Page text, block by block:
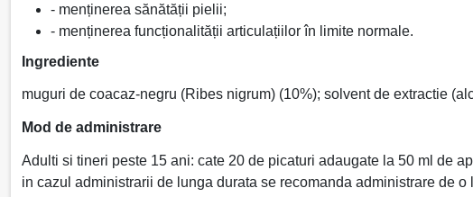
- menținerea sănătății pielii;
- menținerea funcționalității articulațiilor în limite normale.
Ingrediente
muguri de coacaz-negru (Ribes nigrum) (10%); solvent de extractie
Mod de administrare
Adulti si tineri peste 15 ani: cate 20 de picaturi adaugate la 50 ml de
in cazul administrarii de lunga durata se recomanda administrare de o